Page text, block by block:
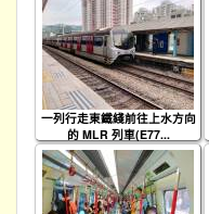
一列行走東鐵綫前往上水方向
的 MLR 列車(E77...